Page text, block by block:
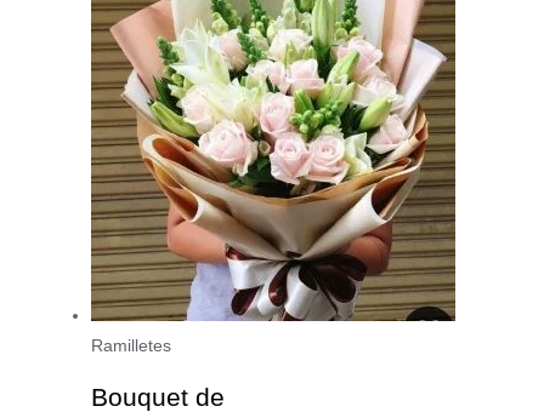
Ramilletes
Bouquet de